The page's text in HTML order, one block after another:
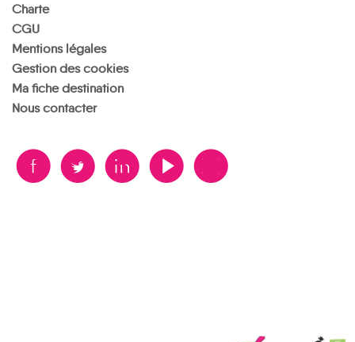
Charte
CGU
Mentions légales
Gestion des cookies
Ma fiche destination
Nous contacter
B A D F V